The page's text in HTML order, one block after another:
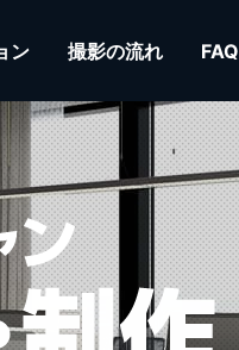
ン 撮影の流れ FAQ